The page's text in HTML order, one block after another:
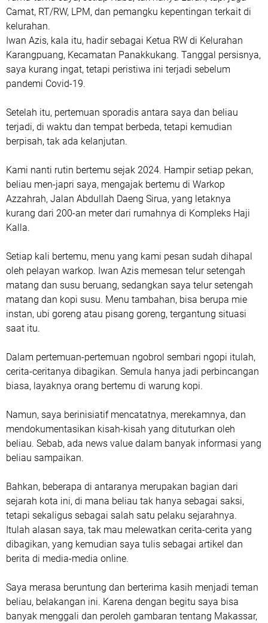
Camat, RT/RW, LPM, dan pemangku kepentingan terkait di
kelurahan.
Iwan Azis, kala itu, hadir sebagai Ketua RW di Kelurahan
Karangpuang, Kecamatan Panakkukang. Tanggal persisnya,
saya kurang ingat, tetapi peristiwa ini terjadi sebelum
pandemi Covid-19.
Setelah itu, pertemuan sporadis antara saya dan beliau
terjadi, di waktu dan tempat berbeda, tetapi kemudian
berpisah, tak ada kelanjutan.
Kami nanti rutin bertemu sejak 2024. Hampir setiap pekan,
beliau men-japri saya, mengajak bertemu di Warkop
Azzahrah, Jalan Abdullah Daeng Sirua, yang letaknya
kurang dari 200-an meter dari rumahnya di Kompleks Haji
Kalla.
Setiap kali bertemu, menu yang kami pesan sudah dihapal
oleh pelayan warkop. Iwan Azis memesan telur setengah
matang dan susu beruang, sedangkan saya telur setengah
matang dan kopi susu. Menu tambahan, bisa berupa mie
instan, ubi goreng atau pisang goreng, tergantung situasi
saat itu.
Dalam pertemuan-pertemuan ngobrol sembari ngopi itulah,
cerita-ceritanya dibagikan. Semula hanya jadi perbincangan
biasa, layaknya orang bertemu di warung kopi.
Namun, saya berinisiatif mencatatnya, merekamnya, dan
mendokumentasikan kisah-kisah yang dituturkan oleh
beliau. Sebab, ada news value dalam banyak informasi yang
beliau sampaikan.
Bahkan, beberapa di antaranya merupakan bagian dari
sejarah kota ini, di mana beliau tak hanya sebagai saksi,
tetapi sekaligus sebagai salah satu pelaku sejarahnya.
Itulah alasan saya, tak mau melewatkan cerita-cerita yang
dibagikan, yang kemudian saya tulis sebagai artikel dan
berita di media-media online.
Saya merasa beruntung dan berterima kasih menjadi teman
beliau, belakangan ini. Karena dengan begitu saya bisa
banyak menggali dan peroleh gambaran tentang Makassar,